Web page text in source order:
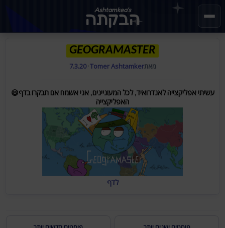
Ashtamkea's
הבקתה
GEOGRAMASTER
מאתTomer Ashtamker
·
7.3.20
😃עשיתי אפליקצייה לאנדרואיד, לכל המעוניינים, אני אשמח אם תבקרו בדף
האפליקצייה
לדף